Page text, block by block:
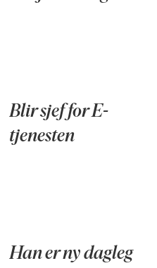
Blir sjef for E-
tjenesten
Han er ny dagleg